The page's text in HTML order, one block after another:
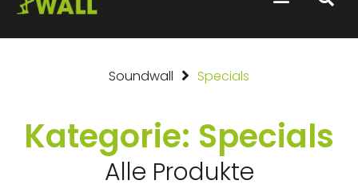
Soundwall Specials
Kategorie: Specials
Alle Produkte